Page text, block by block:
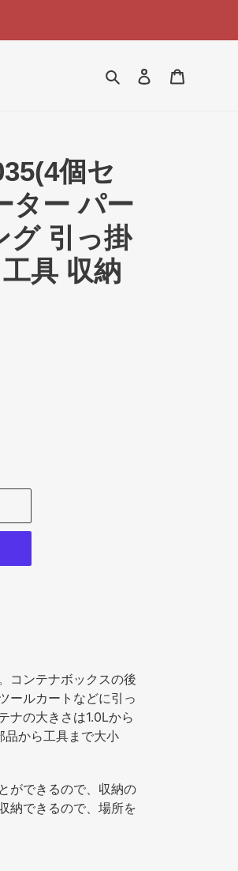
検索 ログイン
個セ
ター パー
グ 引っ掛
具 収納
コンテナボックスの後
ールカートなどに引っ
ナの大きさは1.0Lから
品から工具まで大小
ができるので、収納の
納できるので、場所を